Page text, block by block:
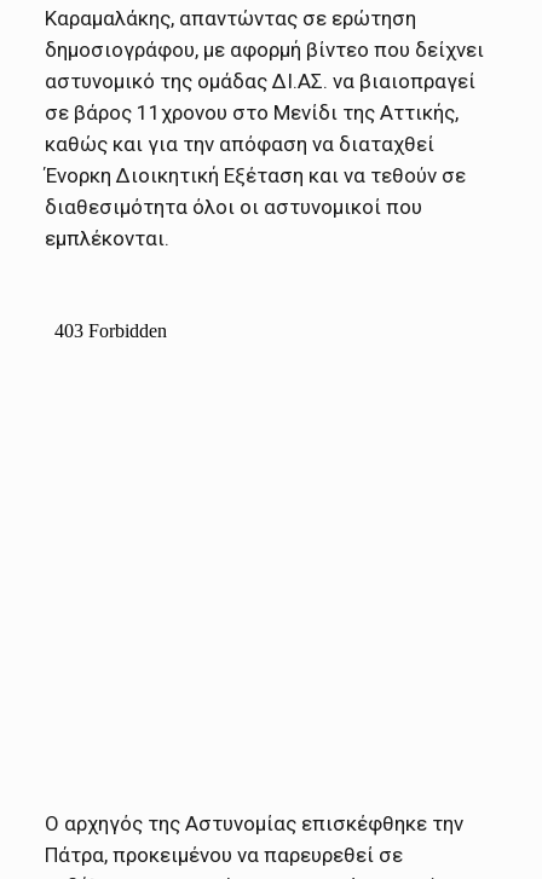
Καραμαλάκης, απαντώντας σε ερώτηση
δημοσιογράφου, με αφορμή βίντεο που δείχνει
αστυνομικό της ομάδας ΔΙ.ΑΣ. να βιαιοπραγεί
σε βάρος 11χρονου στο Μενίδι της Αττικής,
καθώς και για την απόφαση να διαταχθεί
Ένορκη Διοικητική Εξέταση και να τεθούν σε
διαθεσιμότητα όλοι οι αστυνομικοί που
εμπλέκονται.
Ο αρχηγός της Αστυνομίας επισκέφθηκε την
Πάτρα, προκειμένου να παρευρεθεί σε